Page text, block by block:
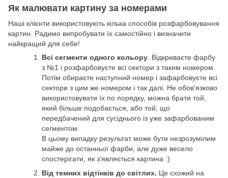
Як малювати картину за номерами
Наші клієнти використовують кілька способів розфарбовування
картин. Радимо випробувати їх самостійно і визначити
найкращий для себе!
Всі сегменти одного кольору . Відкриваєте фарбу
з №1 і розфарбовуєте всі сектори з таким номером.
Потім обираєте наступний номер і зафарбовуєте всі
сектори з цим же номером і так далі. Не обов'язково
використовувати їх по порядку, можна брати той,
який більше подобається, або той, що
передбачений для сусіднього із уже зафарбованим
сегментом.
В цьому випадку результат може бути незрозумілим
майже до останньої фарби, але дуже весело
спостерігати, як з'являється картина :)
Від темних відтінків до світлих. Це схожий на